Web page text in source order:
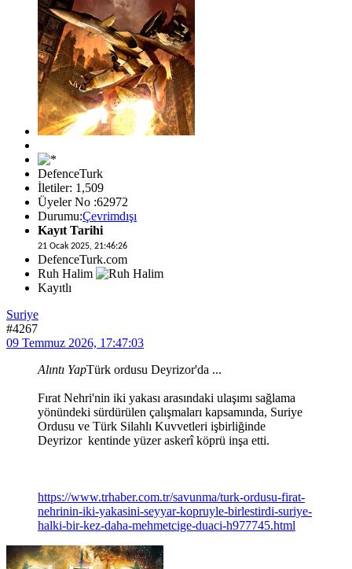
DefenceTurk
İletiler: 1,509
Üyeler No :62972
Durumu:Çevrimdışı
Kayıt Tarihi
21 Ocak 2025, 21:46:26
DefenceTurk.com
Ruh Halim
Kayıtlı
Suriye
#4267
09 Temmuz 2026, 17:47:03
Alıntı YapTürk ordusu Deyrizor'da ...
Fırat Nehri'nin iki yakası arasındaki ulaşımı sağlama
yönündeki sürdürülen çalışmaları kapsamında, Suriye
Ordusu ve Türk Silahlı Kuvvetleri işbirliğinde
Deyrizor kentinde yüzer askerî köprü inşa etti.
https://www.trhaber.com.tr/savunma/turk-ordusu-firat-
nehrinin-iki-yakasini-seyyar-kopruyle-birlestirdi-suriye-
halki-bir-kez-daha-mehmetcige-duaci-h977745.html